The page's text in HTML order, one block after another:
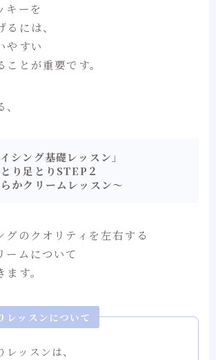
キーを
には、
やすい
とが重要です。
イシング基礎レッスン」
り足とりSTEP２
かクリームレッスン～
グのクオリティを左右する
ームについて
す。
レッスンについて
ッスンは、